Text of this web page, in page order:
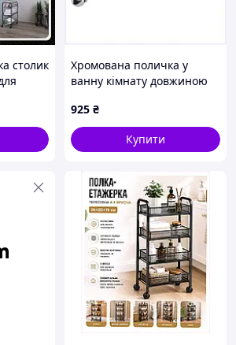
столик
Хромована поличка у
ванну кімнату довжиною
925 ₴
Купити